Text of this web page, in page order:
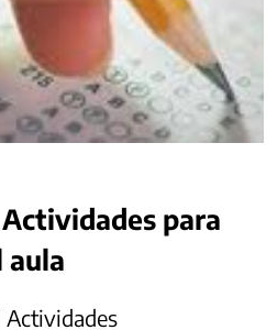
para
aula
Actividades